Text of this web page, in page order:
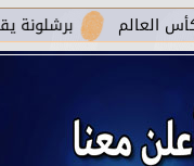
برشلونة يقترب من